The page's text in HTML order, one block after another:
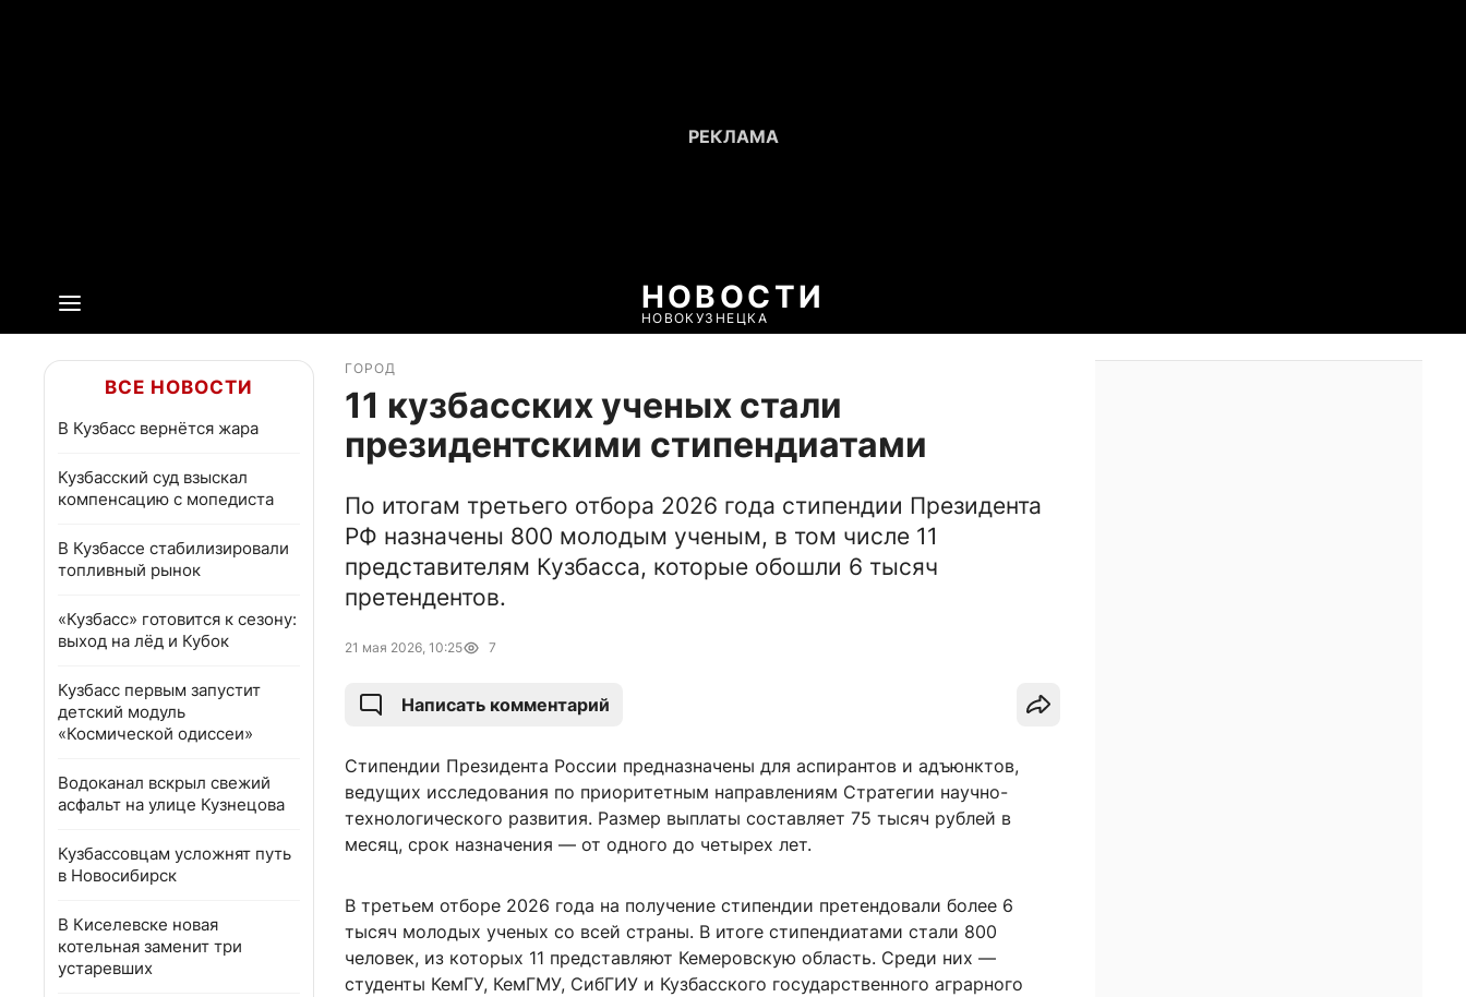
НОВОСТИ
НОВОКУЗНЕЦКА
ВСЕ НОВОСТИ
В Кузбасс вернётся жара
Кузбасский суд взыскал
компенсацию с мопедиста
В Кузбассе стабилизировали
топливный рынок
«Кузбасс» готовится к сезону:
выход на лёд и Кубок
Кузбасс первым запустит
детский модуль
«Космической одиссеи»
Водоканал вскрыл свежий
асфальт на улице Кузнецова
Кузбассовцам усложнят путь
в Новосибирск
В Киселевске новая
котельная заменит три
устаревших
ГОРОД
11 кузбасских ученых стали
президентскими стипендиатами
По итогам третьего отбора 2026 года стипендии Президента
РФ назначены 800 молодым ученым, в том числе 11
представителям Кузбасса, которые обошли 6 тысяч
претендентов.
21 мая 2026, 10:25 7
Написать комментарий
Стипендии Президента России предназначены для аспирантов и адъюнктов,
ведущих исследования по приоритетным направлениям Стратегии научно-
технологического развития. Размер выплаты составляет 75 тысяч рублей в
месяц, срок назначения — от одного до четырех лет.
В третьем отборе 2026 года на получение стипендии претендовали более 6
тысяч молодых ученых со всей страны. В итоге стипендиатами стали 800
человек, из которых 11 представляют Кемеровскую область. Среди них —
студенты КемГУ, КемГМУ, СибГИУ и Кузбасского государственного аграрного